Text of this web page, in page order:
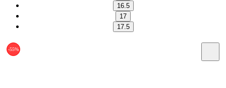
16.5
17
17.5
-55%